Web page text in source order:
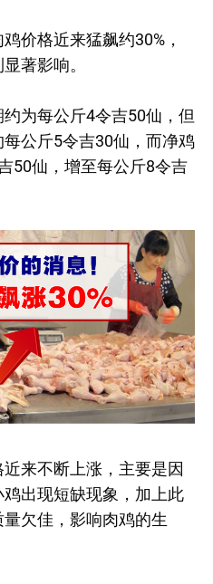
价格近来猛飙约30%，
著影响。
为每公斤4令吉50仙，但
公斤5令吉30仙，而净鸡
50仙，增至每公斤8令吉
来不断上涨，主要是因
出现短缺现象，加上此
欠佳，影响肉鸡的生